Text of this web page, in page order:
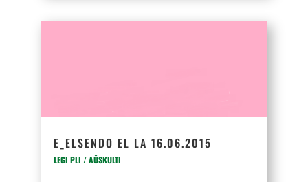
E_ELSENDO EL LA 16.06.2015
LEGI PLI / AŬSKULTI